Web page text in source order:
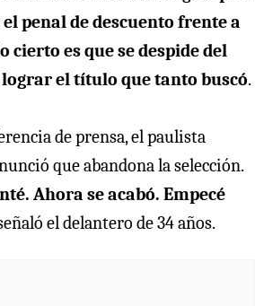
penal de descuento frente a
cierto es que se despide del
el título que tanto buscó.
de prensa, el paulista
que abandona la selección.
Ahora se acabó. Empecé
el delantero de 34 años.